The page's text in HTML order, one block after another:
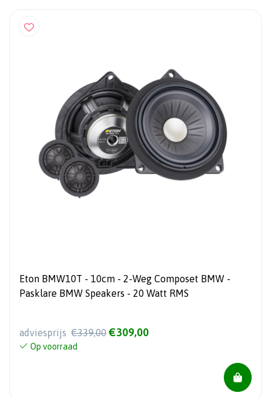
Eton BMW10T - 10cm - 2-Weg Composet BMW -
Pasklare BMW Speakers - 20 Watt RMS
adviesprijs €339,00 €309,00
Op voorraad